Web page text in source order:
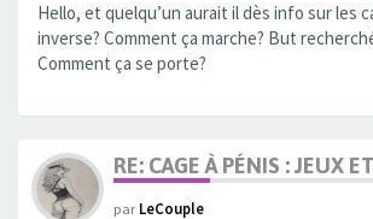
Hello, et quelqu’un aurait il dès info sur les
inverse? Comment ça marche? But
Comment ça se porte?
RE: CAGE À PÉNIS : JEUX
parLeCouple